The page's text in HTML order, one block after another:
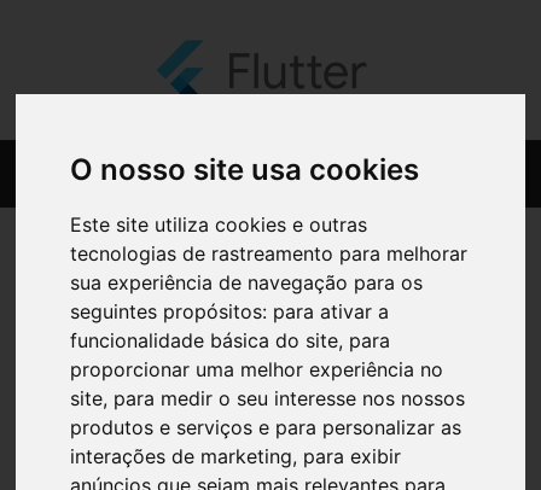
O nosso site usa cookies
Este site utiliza cookies e outras
tecnologias de rastreamento para melhorar
sua experiência de navegação para os
seguintes propósitos: para ativar a
funcionalidade básica do site, para
proporcionar uma melhor experiência no
site, para medir o seu interesse nos nossos
produtos e serviços e para personalizar as
interações de marketing, para exibir
anúncios que sejam mais relevantes para